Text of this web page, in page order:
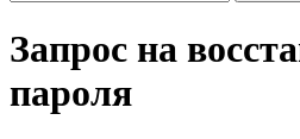
Запрос на
пароля